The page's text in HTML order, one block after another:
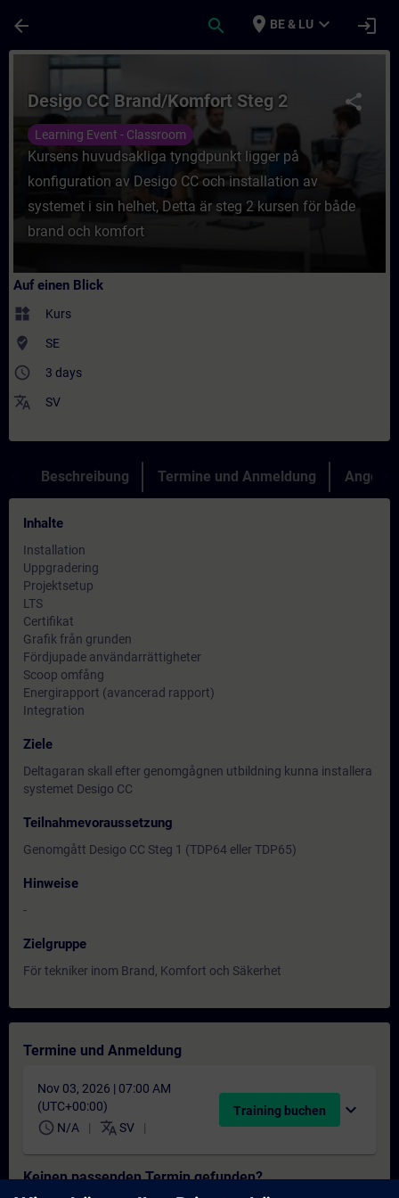
arrow_back search place BE & LU expand_more login
Kurs - Desigo CC Brand/Komfort Steg 2
share
Desigo CC Brand/Komfort Steg 2
Learning Event - Classroom
Kursens huvudsakliga tyngdpunkt ligger på
konfiguration av Desigo CC och installation av
systemet i sin helhet, Detta är steg 2 kursen för både
brand och komfort
Auf einen Blick
widgets Kurs
where_to_vote SE
access_time 3 days
translate SV
Beschreibung Termine und Anmeldung Angebot
Inhalte
Installation
Uppgradering
Projektsetup
LTS
Certifikat
Grafik från grunden
Fördjupade användarrättigheter
Scoop omfång
Energirapport (avancerad rapport)
Integration
Ziele
Deltagaran skall efter genomgågnen utbildning kunna installera
systemet Desigo CC
Teilnahmevoraussetzung
Genomgått Desigo CC Steg 1 (TDP64 eller TDP65)
Hinweise
-
Zielgruppe
För tekniker inom Brand, Komfort och Säkerhet
Termine und Anmeldung
Nov 03, 2026 | 07:00 AM
(UTC+00:00)
schedule N/A translate SV
Training buchen expand_more
Keinen passenden Termin gefunden?